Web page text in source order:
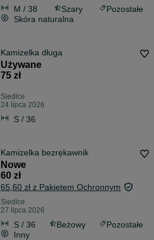
M / 38 Szary
Pozostałe
Skóra naturalna
Kamizelka długa
Używane
75 zł
Siedlce
24 lipca 2026
S / 36
Kamizelka bezrękawnik
Nowe
60 zł
65,60 zł z Pakietem Ochronnym
Siedlce
27 lipca 2026
S / 36 Beżowy
Pozostałe
Inny